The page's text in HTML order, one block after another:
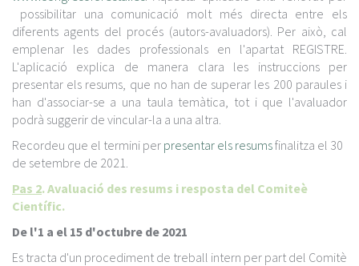
possibilitar una comunicació molt més directa entre els
diferents agents del procés (autors-avaluadors). Per això, cal
emplenar les dades professionals en l'apartat REGISTRE.
L'aplicació explica de manera clara les instruccions per
presentar els resums, que no han de superar les 200 paraules i
han d'associar-se a una taula temàtica, tot i que l'avaluador
podrà suggerir de vincular-la a una altra.
Recordeu que el termini per presentar els resumsfinalitza el 30
de setembre de 2021.
Pas 2. Avaluació des resums i resposta del Comiteè
Científic.
De l'1 a el 15 d'octubre de 2021
Es tracta d'un procediment de treball intern per part del Comitè